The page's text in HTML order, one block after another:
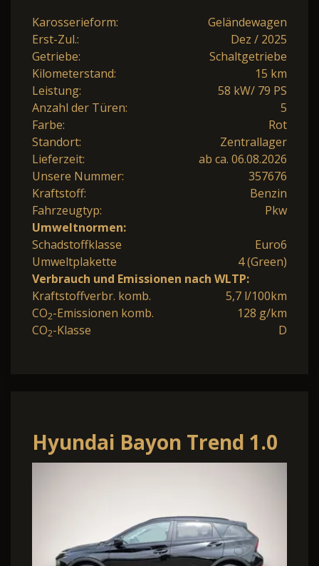
Karosserieform:
Geländewagen
Erst-Zul.:
Dez / 2025
Getriebe:
Schaltgetriebe
Kilometerstand:
15 km
Leistung:
58 kW/ 79 PS
Anzahl der Türen:
5
Farbe:
Rot
Standort:
Zentrallager
Lieferzeit:
ab ca. 06.08.2026
Unsere Nummer:
357676
Kraftstoff:
Benzin
Fahrzeugtyp:
Pkw
Umweltnormen:
Schadstoffklasse
Euro6
Umweltplakette
4 (Green)
Verbrauch und Emissionen nach WLTP:
Kraftstoffverbr. komb.
5,7 l/100km
CO2-Emissionen komb.
128 g/km
CO2-Klasse D
Hyundai Bayon Trend 1.0
T-GDI 90PS Automatik